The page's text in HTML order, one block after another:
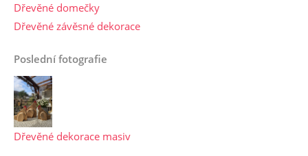
Dřevěné domečky
Dřevěné závěsné dekorace
Poslední fotografie
Dřevěné dekorace masiv